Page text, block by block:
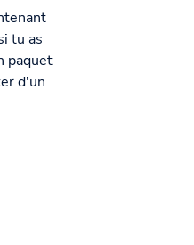
tu as
paquet
d'un